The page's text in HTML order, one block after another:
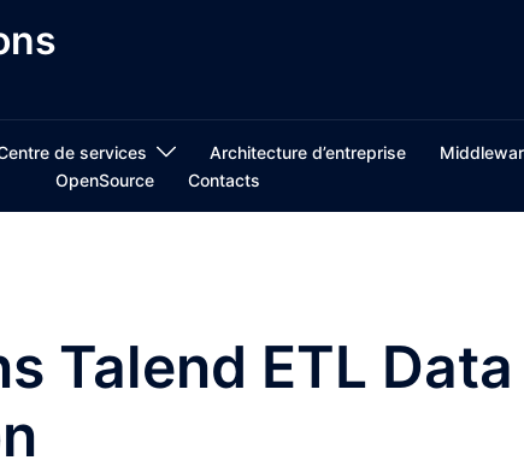
de services Architecture d’entreprise
OpenSource
Contacts
Talend ETL Data